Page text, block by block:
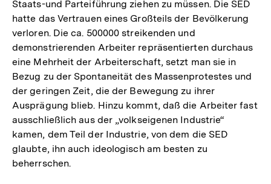
Staats-und Parteiführung ziehen zu müssen. Die SED
hatte das Vertrauen eines Großteils der Bevölkerung
verloren. Die ca. 500000 streikenden und
demonstrierenden Arbeiter repräsentierten durchaus
eine Mehrheit der Arbeiterschaft, setzt man sie in
Bezug zu der Spontaneität des Massenprotestes und
der geringen Zeit, die der Bewegung zu ihrer
Ausprägung blieb. Hinzu kommt, daß die Arbeiter fast
ausschließlich aus der „volkseigenen Industrie“
kamen, dem Teil der Industrie, von dem die SED
glaubte, ihn auch ideologisch am besten zu
beherrschen.